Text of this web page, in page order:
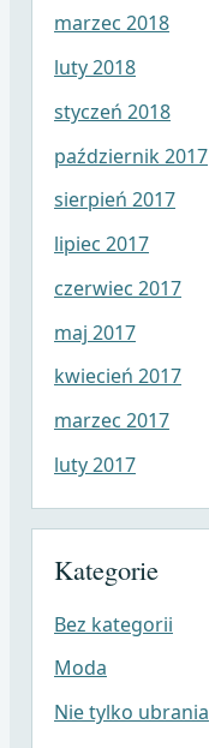
marzec 2018
luty 2018
styczeń 2018
październik 2017
sierpień 2017
lipiec 2017
czerwiec 2017
maj 2017
kwiecień 2017
marzec 2017
luty 2017
Kategorie
Bez kategorii
Moda
Nie tylko ubrania